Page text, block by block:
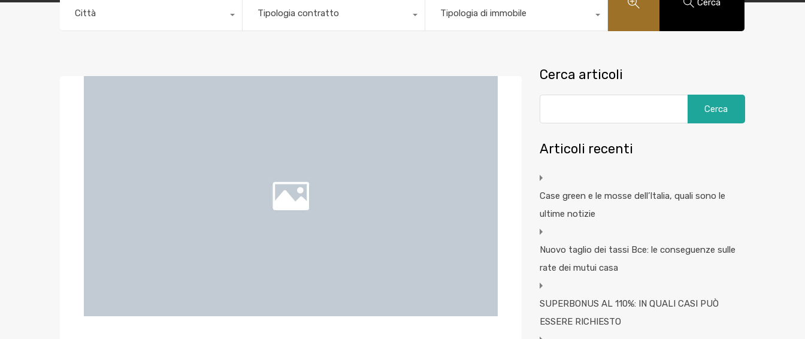
Città Tipologia contratto Tipologia di immobile
Cerca
Cerca articoli
Articoli recenti
Case green e le mosse dell’Italia, quali sono le
ultime notizie
Nuovo taglio dei tassi Bce: le conseguenze sulle
rate dei mutui casa
SUPERBONUS AL 110%: IN QUALI CASI PUÒ
ESSERE RICHIESTO